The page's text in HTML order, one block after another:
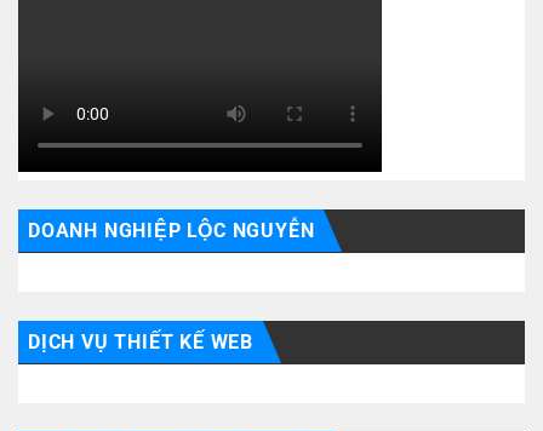
DOANH NGHIỆP LỘC NGUYỄN
DỊCH VỤ THIẾT KẾ WEB